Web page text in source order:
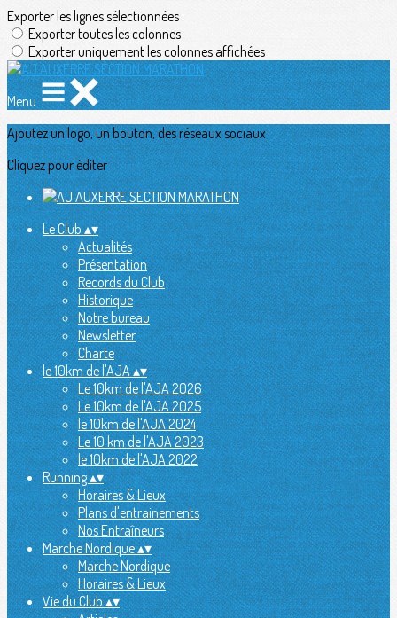
Exporter les lignes sélectionnées
Exporter toutes les colonnes
Exporter uniquement les colonnes affichées
Menu
Ajoutez un logo, un bouton, des réseaux sociaux
Cliquez pour éditer
Le Club▴▾
Actualités
Présentation
Records du Club
Historique
Notre bureau
Newsletter
Charte
le 10km de l'AJA▴▾
Le 10km de l'AJA 2026
Le 10km de l'AJA 2025
le 10km de l'AJA 2024
Le 10 km de l'AJA 2023
le 10km de l'AJA 2022
Running▴▾
Horaires & Lieux
Plans d'entrainements
Nos Entraîneurs
Marche Nordique▴▾
Marche Nordique
Horaires & Lieux
Vie du Club▴▾